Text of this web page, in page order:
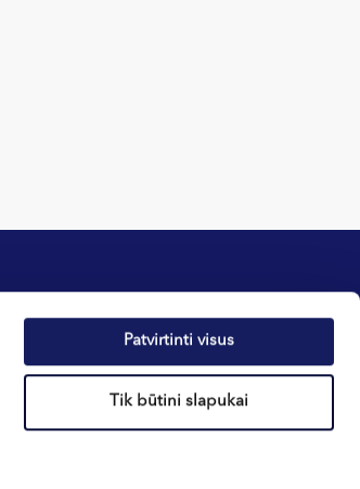
Patvirtinti visus
Tik būtini slapukai
Apie sveikatą
Naujienos
Dovanų kuponai